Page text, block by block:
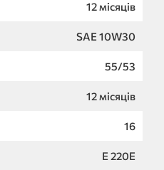
12 місяців
SAE 10W30
55/53
12 місяців
16
Е 220Е